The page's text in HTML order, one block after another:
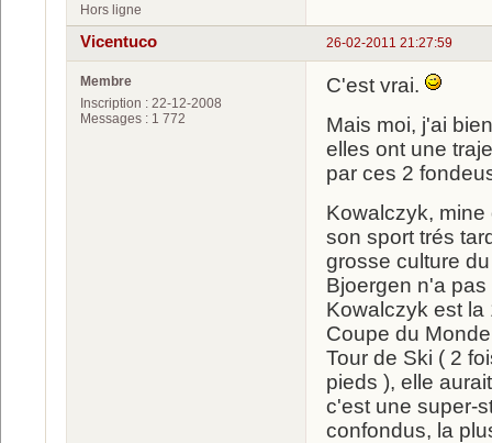
Hors ligne
26-02-2011 21:27:59
Vicentuco
Membre
Inscription : 22-12-2008
Messages : 1 772
C'est vrai.
Mais moi, j'ai
elles ont une
par ces 2
Kowalczyk,
son sport trés
grosse culture
Bjoergen n'a
Kowalczyk est la
Coupe du
Tour de Ski ( 2
pieds ), elle
c'est une super-
confondus, la